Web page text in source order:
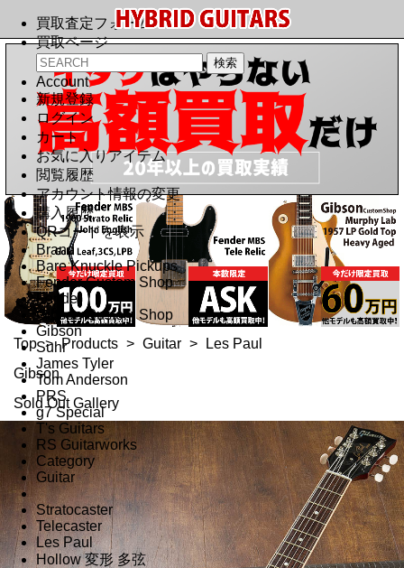
買取査定フォーム
買取ページ
Account
新規登録
ログイン
カート
お気に入りアイテム
閲覧履歴
アカウント情報の変更
購入履歴
QRコードを表示
Brand
Bare Knuckle Pickups
Fender Custom Shop
Fender
Gibson Custom Shop
Gibson
Suhr
James Tyler
Tom Anderson
PRS
g7 Special
T's Guitars
RS Guitarworks
Category
Guitar
Stratocaster
Telecaster
Les Paul
Hollow 変形 多弦
Top > Products > Guitar >
Les Paul
Gibson
Sold Out Gallery